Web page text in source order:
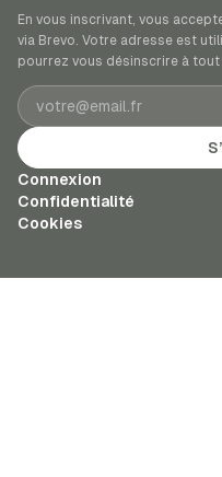
En vous inscrivant, vous
via Brevo. Votre adresse est
pourrez vous désinscrire à tout
Adresse e-mail
Connexion
Confidentialité
Cookies